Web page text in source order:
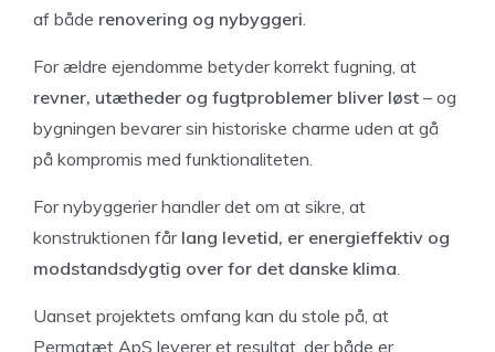
af både renovering og nybyggeri
For ældre ejendomme betyder korrekt fugning, at
revner, utætheder og fugtproblemer bliver løst – og
bygningen bevarer sin historiske charme uden at gå
på kompromis med funktionaliteten.
For nybyggerier handler det om at sikre, at
konstruktionen får lang levetid, er energieffektiv og
modstandsdygtig over for det danske klima
Uanset projektets omfang kan du stole på, at
Permatæt ApS leverer et resultat, der både er